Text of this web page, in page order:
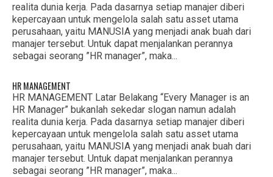
realita dunia kerja. Pada dasarnya setiap manajer diberi
kepercayaan untuk mengelola salah satu asset utama
perusahaan, yaitu MANUSIA yang menjadi anak buah dari
manajer tersebut. Untuk dapat menjalankan perannya
sebagai seorang ”HR manager”, maka...
HR MANAGEMENT
HR MANAGEMENT Latar Belakang “Every Manager is an
HR Manager” bukanlah sekedar slogan namun adalah
realita dunia kerja. Pada dasarnya setiap manajer diberi
kepercayaan untuk mengelola salah satu asset utama
perusahaan, yaitu MANUSIA yang menjadi anak buah dari
manajer tersebut. Untuk dapat menjalankan perannya
sebagai seorang ”HR manager”, maka...